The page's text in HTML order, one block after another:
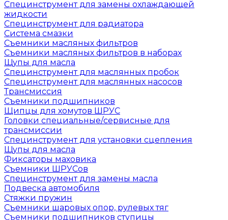
Специнструмент для замены охлаждающей
жидкости
Специнструмент для радиатора
Система смазки
Съемники масляных фильтров
Съемники масляных фильтров в наборах
Щупы для масла
Специнструмент для маслянных пробок
Специнструмент для маслянных насосов
Трансмиссия
Съемники подшипников
Щипцы для хомутов ШРУС
Головки специальные/сервисные для
трансмиссии
Специнструмент для установки сцепления
Щупы для масла
Фиксаторы маховика
Съемники ШРУСов
Специнструмент для замены масла
Подвеска автомобиля
Стяжки пружин
Съемники шаровых опор, рулевых тяг
Съемники подшипников ступицы